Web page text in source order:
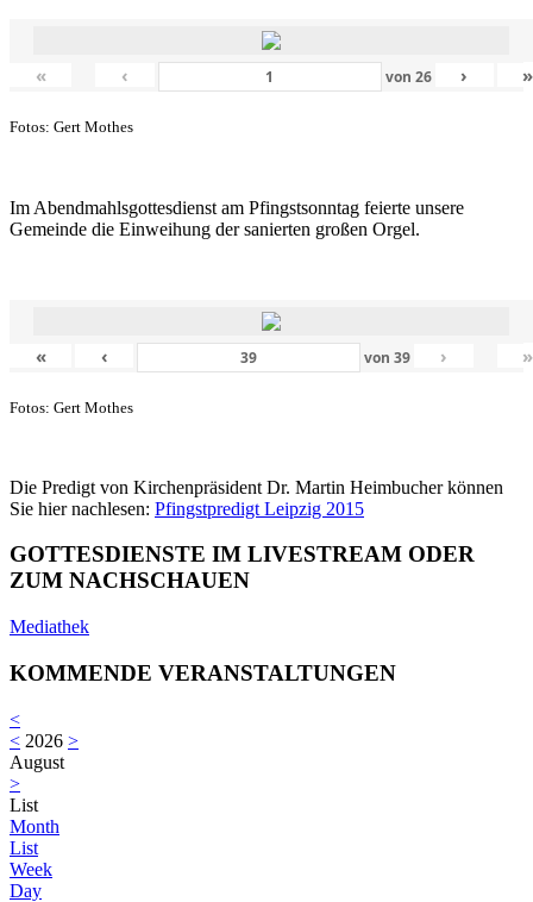
« ‹ von 26 › »
Fotos: Gert Mothes
Im Abendmahlsgottesdienst am Pfingstsonntag feierte unsere
Gemeinde die Einweihung der sanierten großen Orgel.
« ‹ von39 › »
Fotos: Gert Mothes
Die Predigt von Kirchenpräsident Dr. Martin Heimbucher können
Sie hier nachlesen: Pfingstpredigt Leipzig 2015
GOTTESDIENSTE IM LIVESTREAM ODER
ZUM NACHSCHAUEN
Mediathek
KOMMENDE VERANSTALTUNGEN
<
< 2026 >
August
>
List
Month
List
Week
Day